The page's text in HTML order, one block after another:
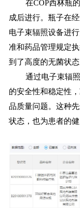
在COP西林瓶
成后进行。瓶子在
电子束辐照设备进
准和药品管理规定
到了高度的无菌状态
通过电子束辐
的安全性和稳定性
品质量问题。这种
状态，也为患者的